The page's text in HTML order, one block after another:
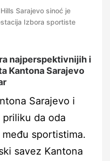
Sarajevo sinoć je
Izbora sportiste
najperspektivnijih i
Kantona Sarajevo
Sarajevo i
da oda
sportistima.
savez Kantona